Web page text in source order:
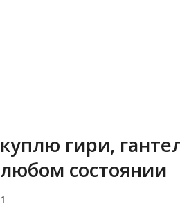
куплю гири,
любом состоянии
1